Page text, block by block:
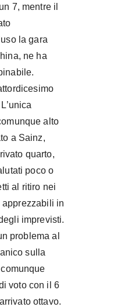
7, mentre il
la gara
ne ha
alto
a Sainz,
quarto,
poco o
al ritiro nei
in
imprevisti.
problema al
sulla
voto con il 6
ottavo.